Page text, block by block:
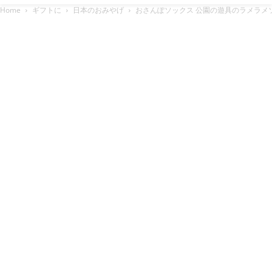
Home ギフトに 日本のおみやげ おさんぽソックス 公園の遊具のラメラ